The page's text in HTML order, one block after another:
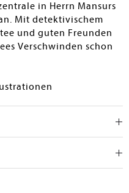
in Herrn Mansurs
Mit detektivischem
und guten Freunden
Verschwinden schon